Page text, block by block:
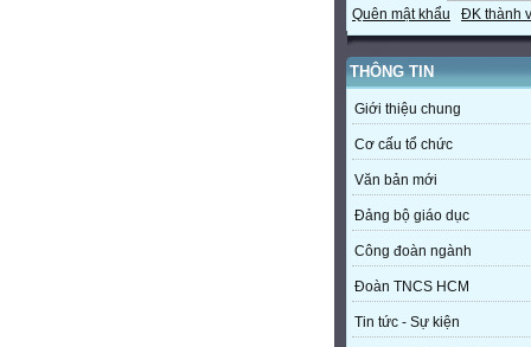
Quên mật khẩu ĐK thành
THÔNG TIN
Giới thiệu chung
Cơ cấu tổ chức
Văn bản mới
Đảng bộ giáo dục
Công đoàn ngành
Đoàn TNCS HCM
Tin tức - Sự kiện